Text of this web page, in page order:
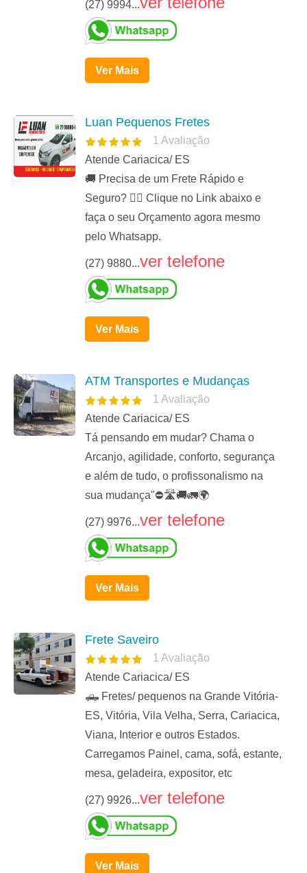
(27) 9994...
Ver Mais
Luan Pequenos Fretes
1 Avaliação
Atende Cariacica/ ES
🚚 Precisa de um Frete Rápido e
Seguro? 👉🏻 Clique no Link abaixo e
faça o seu Orçamento agora mesmo
pelo Whatsapp.
(27) 9880...ver telefone
Ver Mais
ATM Transportes e Mudanças
1 Avaliação
Atende Cariacica/ ES
Tá pensando em mudar? Chama o
Arcanjo, agilidade, conforto, segurança
e além de tudo, o profissonalismo na
sua mudança"⛔🛣🚚🚛🌍
(27) 9976...ver telefone
Ver Mais
Frete Saveiro
1 Avaliação
Atende Cariacica/ ES
🛻 Fretes/ pequenos na Grande Vitória-
ES, Vitória, Vila Velha, Serra, Cariacica,
Viana, Interior e outros Estados.
Carregamos Painel, cama, sofá, estante,
mesa, geladeira, expositor, etc
(27) 9926...ver telefone
Ver Mais